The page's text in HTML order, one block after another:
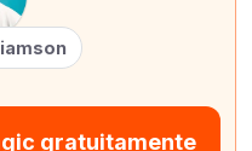
gratuitamente